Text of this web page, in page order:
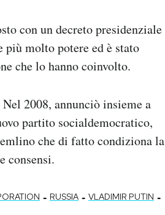
con un decreto presidenziale
molto potere ed è stato
che lo hanno coinvolto.
2008, annunciò insieme a
partito socialdemocratico,
che di fatto condiziona la
consensi.
- RUSSIA - VLADIMIR PUTIN -